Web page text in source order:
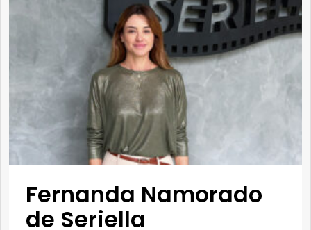
Fernanda Namorado
de Seriella